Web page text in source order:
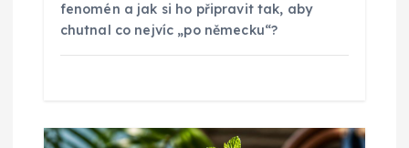
fenomén a jak si ho připravit tak, aby
chutnal co nejvíc „po německu“?